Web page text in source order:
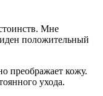
Мне
положительный
преображает кожу.
ухода.